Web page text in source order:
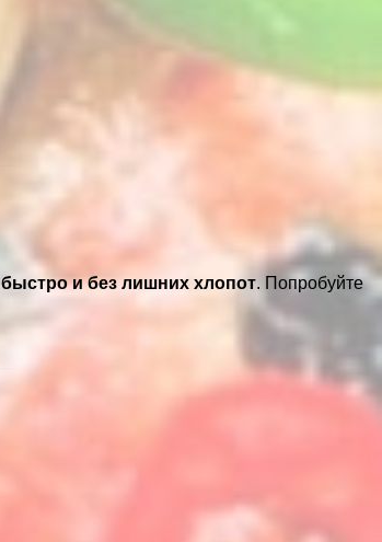
быстро и без лишних хлопот. Попробуйте